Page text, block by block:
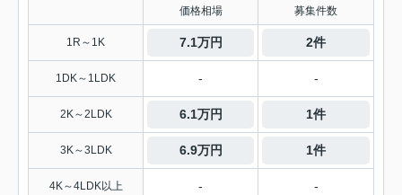
価格相場 募集件数
1R～1K 7.1万円 2件
1DK～1LDK - -
2K～2LDK 6.1万円 1件
3K～3LDK 6.9万円 1件
4K～4LDK以上 - -